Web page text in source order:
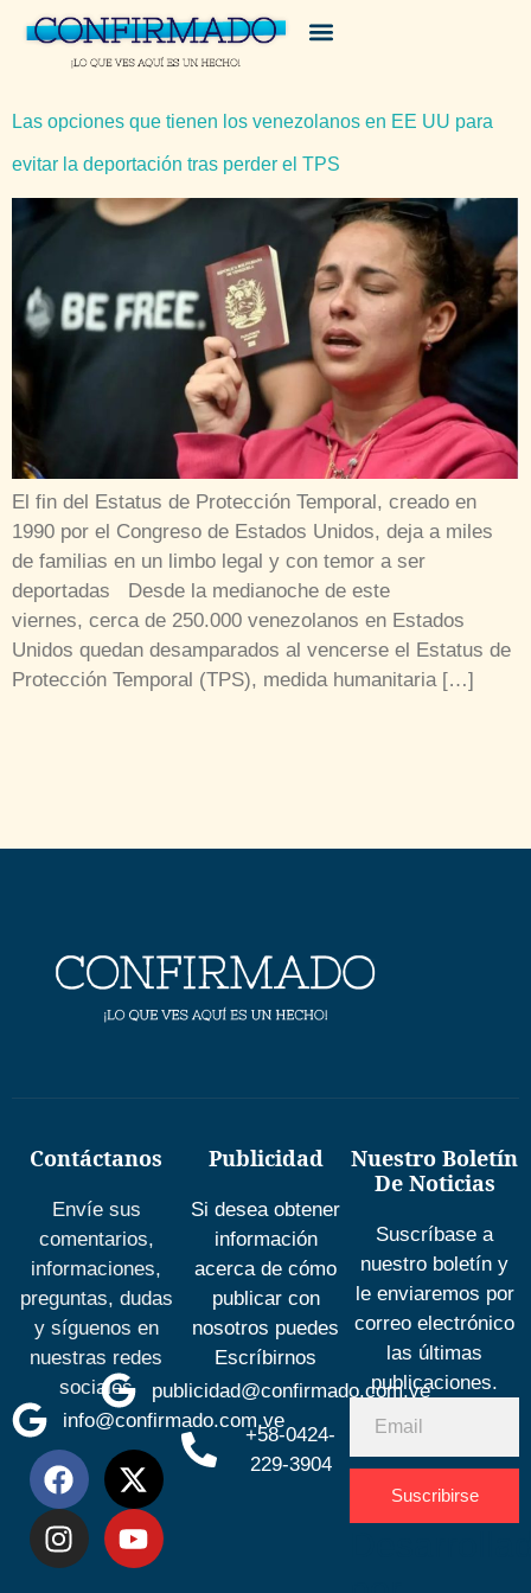
Las opciones que tienen los venezolanos en EE UU para
evitar la deportación tras perder el TPS
El fin del Estatus de Protección Temporal, creado en
1990 por el Congreso de Estados Unidos, deja a miles
de familias en un limbo legal y con temor a ser
deportadas Desde la medianoche de este
viernes, cerca de 250.000 venezolanos en Estados
Unidos quedan desamparados al vencerse el Estatus de
Protección Temporal (TPS), medida humanitaria […]
Contáctanos
Envíe sus
comentarios,
informaciones,
preguntas, dudas
y síguenos en
nuestras redes
sociales
info@confirmado.com.ve
Publicidad
Si desea obtener
información
acerca de cómo
publicar con
nosotros puedes
Escríbirnos
publicidad@confirmado.com.ve
+58-0424-
229-3904
Nuestro Boletín
De Noticias
Suscríbase a
nuestro boletín y
le enviaremos por
correo electrónico
las últimas
publicaciones.
Suscribirse